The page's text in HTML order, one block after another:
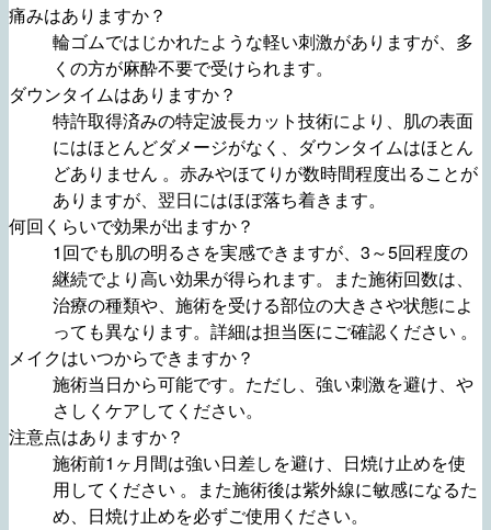
痛みはありますか？
輪ゴムではじかれたような軽い刺激がありますが、多
くの方が麻酔不要で受けられます。
ダウンタイムはありますか？
特許取得済みの特定波長カット技術により、肌の表面
にはほとんどダメージがなく、ダウンタイムはほとん
どありません 。赤みやほてりが数時間程度出ることが
ありますが、翌日にはほぼ落ち着きます。
何回くらいで効果が出ますか？
1回でも肌の明るさを実感できますが、3～5回程度の
継続でより高い効果が得られます。また施術回数は、
治療の種類や、施術を受ける部位の大きさや状態によ
っても異なります。詳細は担当医にご確認ください 。
メイクはいつからできますか？
施術当日から可能です。ただし、強い刺激を避け、や
さしくケアしてください。
注意点はありますか？
施術前1ヶ月間は強い日差しを避け、日焼け止めを使
用してください 。また施術後は紫外線に敏感になるた
め、日焼け止めを必ずご使用ください。